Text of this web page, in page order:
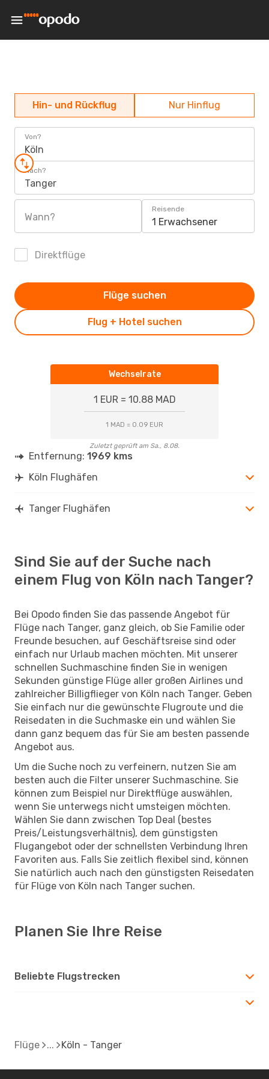
Hin- und Rückflug Nur Hinflug
Von?
Köln
Nach?
Tanger
Wann?
Reisende
1 Erwachsener
Direktflüge
Flug + Hotel suchen
Flüge suchen
Wechselrate
1 EUR = 10.88 MAD
1 MAD = 0.09 EUR
Zuletzt geprüft am Sa., 8.08.
Entfernung: 1969 kms
Köln Flughäfen
Tanger Flughäfen
Sind Sie auf der Suche nach
einem Flug von Köln nach Tanger?
Bei Opodo finden Sie das passende Angebot für
Flüge nach Tanger, ganz gleich, ob Sie Familie oder
Freunde besuchen, auf Geschäftsreise sind oder
einfach nur Urlaub machen möchten. Mit unserer
schnellen Suchmaschine finden Sie in wenigen
Sekunden günstige Flüge aller großen Airlines und
zahlreicher Billigflieger von Köln nach Tanger. Geben
Sie einfach nur die gewünschte Flugroute und die
Reisedaten in die Suchmaske ein und wählen Sie
dann ganz bequem das für Sie am besten passende
Angebot aus.
Um die Suche noch zu verfeinern, nutzen Sie am
besten auch die Filter unserer Suchmaschine. Sie
können zum Beispiel nur Direktflüge auswählen,
wenn Sie unterwegs nicht umsteigen möchten.
Wählen Sie dann zwischen Top Deal (bestes
Preis/Leistungsverhältnis), dem günstigsten
Flugangebot oder der schnellsten Verbindung Ihren
Favoriten aus. Falls Sie zeitlich flexibel sind, können
Sie natürlich auch nach den günstigsten Reisedaten
für Flüge von Köln nach Tanger suchen.
Planen Sie Ihre Reise
Beliebte Flugstrecken
Flüge Köln - Tanger